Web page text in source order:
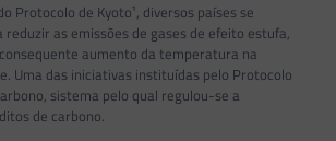
Protocolo de Kyoto¹, diversos países se
as emissões de gases de efeito estufa,
aumento da temperatura na
Uma das iniciativas instituídas pelo Protocolo
sistema pelo qual regulou-se a
de carbono.